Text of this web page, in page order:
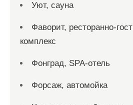
Уют, сауна
Фаворит, ресторанно-
комплекс
Фонград, SPA-отель
Форсаж, автомойка